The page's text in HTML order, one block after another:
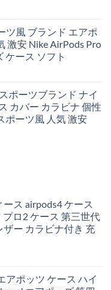
ツ風 ブランド エアポ
激安 Nike AirPods Pro
ケース ソフト
ポーツブランド ナイ
カバー カラビナ 個性
ポーツ風 人気 激安
ス airpods4 ケース
ロ2 ケース 第三世代
ザー カラビナ付き 充
アポッツ ケース ハイ